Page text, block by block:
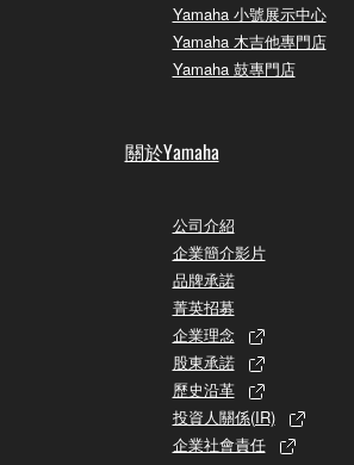
Yamaha 小號展示中心
Yamaha 木吉他專門店
Yamaha 鼓專門店
關於Yamaha
公司介紹
企業簡介影片
品牌承諾
菁英招募
企業理念
股東承諾
歷史沿革
投資人關係(IR)
企業社會責任